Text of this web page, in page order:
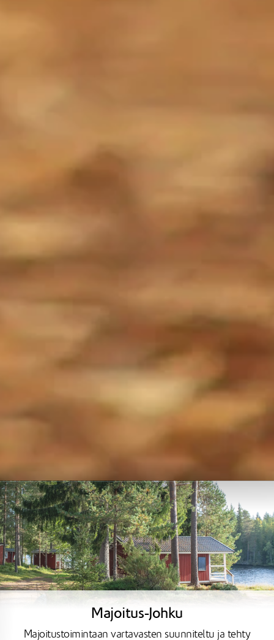
Majoitus-Johku
Majoitustoimintaan vartavasten suunniteltu ja tehty